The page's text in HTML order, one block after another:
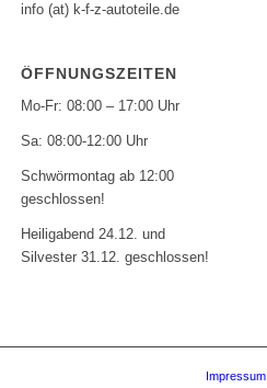
info (at) k-f-z-autoteile.de
ÖFFNUNGSZEITEN
Mo-Fr: 08:00 – 17:00 Uhr
Sa: 08:00-12:00 Uhr
Schwörmontag ab 12:00
geschlossen!
Heiligabend 24.12. und
Silvester 31.12. geschlossen!
Impressum